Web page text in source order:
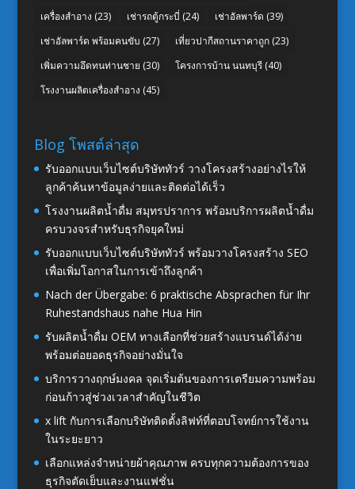
เครื่องสำอาง (23) เช่ารถตู้กระบี่ (24) เช่าอัลพาร์ด (39)
เช่าอัลพาร์ด พร้อมคนขับ (27) เที่ยวปากีสถานราคาถูก(23)
เพิ่มความอึดทนท่านชาย (30) โครงการบ้าน นนทบุรี(40)
โรงงานผลิตเครื่องสำอาง (45)
Blog โพสต์ล่าสุด
รับออกแบบเว็บไซต์บริษัททัวร์ วางโครงสร้างอย่างไรให้
ลูกค้าค้นหาข้อมูลง่ายและติดต่อได้เร็ว
โรงงานผลิตน้ำดื่ม สมุทรปราการ พร้อมบริการผลิตน้ำดื่ม
ครบวงจรสำหรับธุรกิจยุคใหม่
รับออกแบบเว็บไซต์บริษัททัวร์ พร้อมวางโครงสร้าง SEO
เพื่อเพิ่มโอกาสในการเข้าถึงลูกค้า
Nach der Übergabe: 6 praktische Absprachen für Ihr
Ruhestandshaus nahe Hua Hin
รับผลิตน้ำดื่ม OEM ทางเลือกที่ช่วยสร้างแบรนด์ได้ง่าย
พร้อมต่อยอดธุรกิจอย่างมั่นใจ
บริการวางฤกษ์มงคล จุดเริ่มต้นของการเตรียมความพร้อม
ก่อนก้าวสู่ช่วงเวลาสำคัญในชีวิต
x lift กับการเลือกบริษัทติดตั้งลิฟท์ที่ตอบโจทย์การใช้งาน
ในระยะยาว
เลือกแหล่งจำหน่ายผ้าคุณภาพ ครบทุกความต้องการของ
ธุรกิจตัดเย็บและงานแฟชั่น